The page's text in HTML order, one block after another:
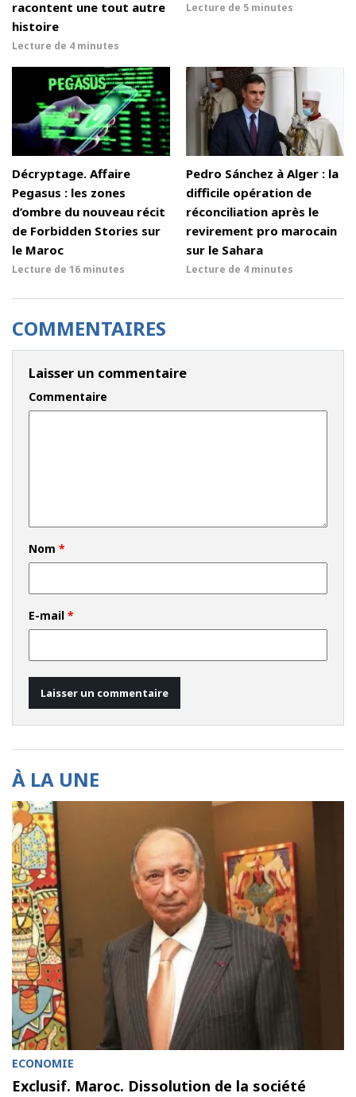
racontent une tout autre
histoire
Lecture de 4 minutes
Lecture de 5 minutes
Décryptage. Affaire
Pegasus : les zones
d’ombre du nouveau récit
de Forbidden Stories sur
le Maroc
Lecture de 16 minutes
Pedro Sánchez à Alger : la
difficile opération de
réconciliation après le
revirement pro marocain
sur le Sahara
Lecture de 4 minutes
COMMENTAIRES
Laisser un commentaire
Commentaire
Nom *
E-mail *
À LA UNE
ECONOMIE
Exclusif. Maroc. Dissolution de la société